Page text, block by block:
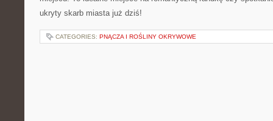
ukryty skarb miasta już dziś!
CATEGORIES: PNĄCZA I ROŚLINY OKRYWOWE